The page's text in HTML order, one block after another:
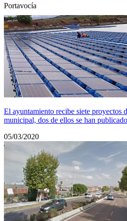
Portavocía
El ayuntamiento recibe siete proyectos
municipal, dos de ellos se han
05/03/2020